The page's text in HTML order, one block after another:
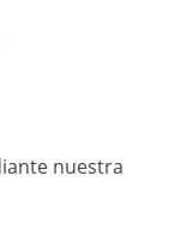
nuestra